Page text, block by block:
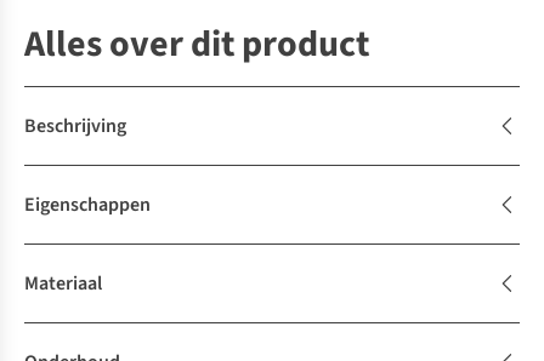
Alles over dit product
Beschrijving
Eigenschappen
Materiaal